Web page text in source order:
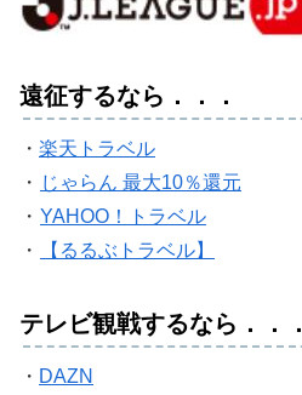
遠征するなら．．．
・ 楽天トラベル
・ じゃらん 最大10％還元
・ YAHOO！トラベル
・
【るるぶトラベル】
テレビ観戦するなら．．．
・ DAZN